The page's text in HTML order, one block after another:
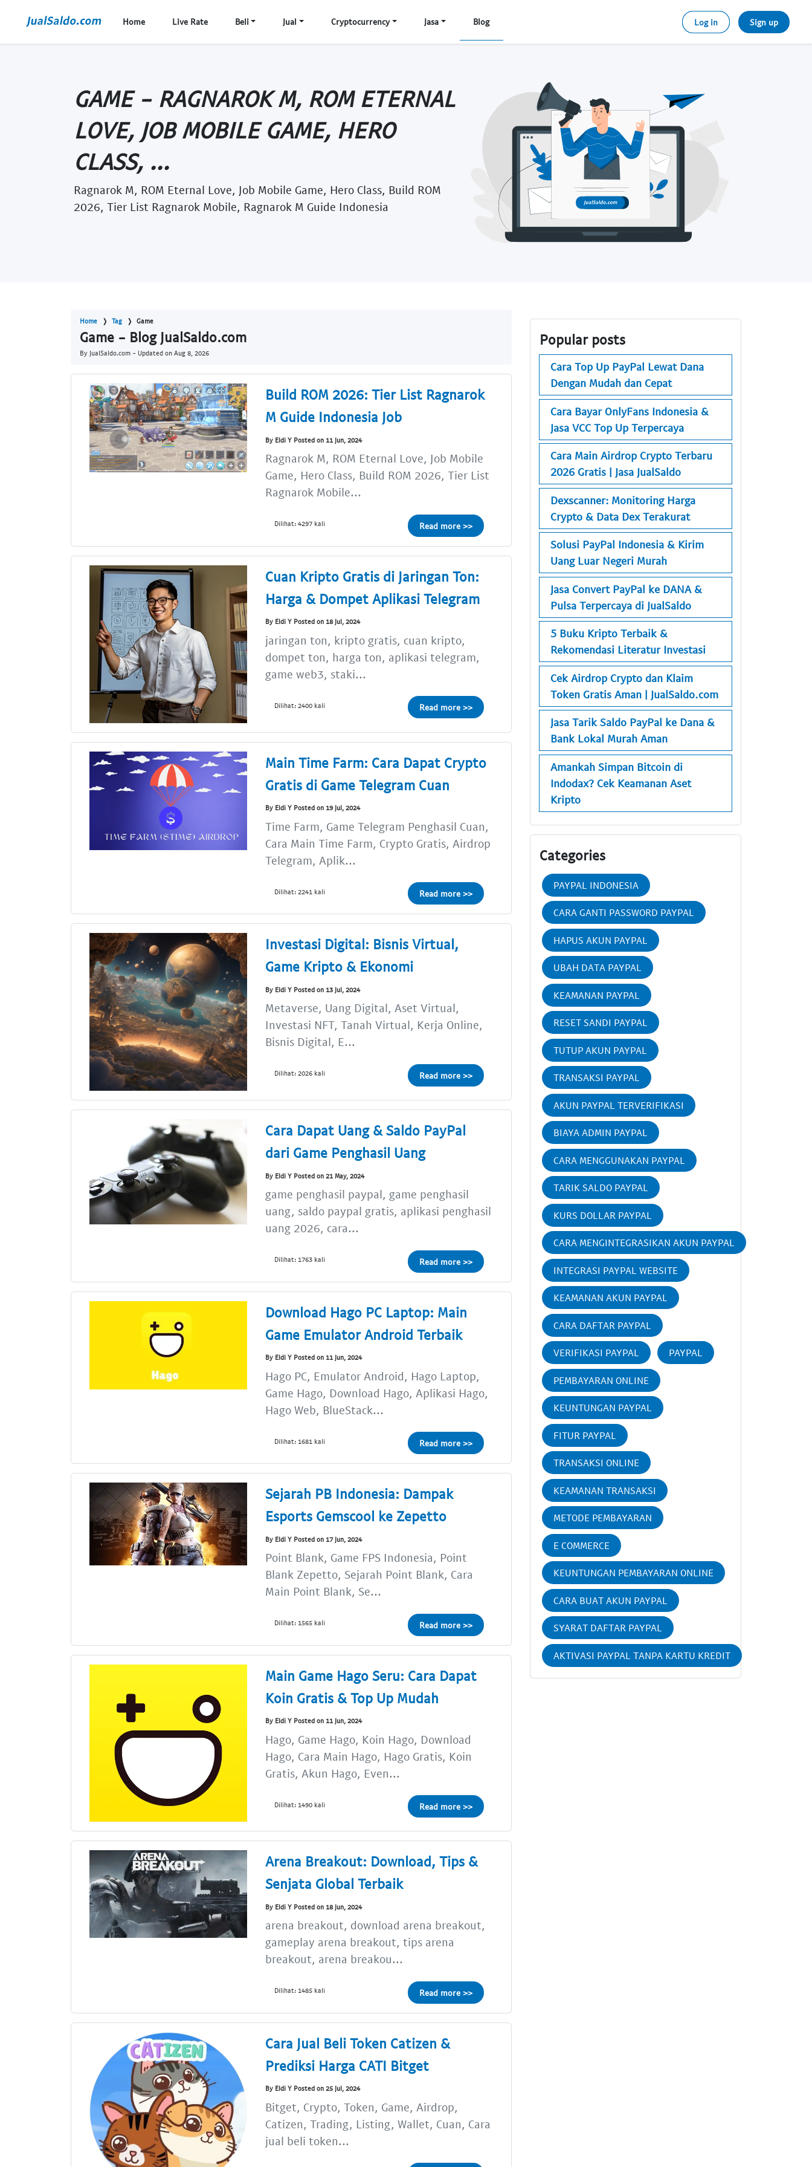
Home Live Rate Beli Jual Cryptocurrency Jasa Blog Log in Sign up
GAME - RAGNAROK M, ROM ETERNAL
LOVE, JOB MOBILE GAME, HERO
CLASS, ...
Ragnarok M, ROM Eternal Love, Job Mobile Game, Hero Class, Build ROM
2026, Tier List Ragnarok Mobile, Ragnarok M Guide Indonesia
Home Tag Game
Game - Blog JualSaldo.com
By JualSaldo.com - Updated on Aug 8, 2026
Build ROM 2026: Tier List Ragnarok
M Guide Indonesia Job
By Eldi Y Posted on 11 Jun, 2024
Ragnarok M, ROM Eternal Love, Job Mobile
Game, Hero Class, Build ROM 2026, Tier List
Ragnarok Mobile...
Dilihat: 4297 kali Read more >>
Cuan Kripto Gratis di Jaringan Ton:
Harga & Dompet Aplikasi Telegram
By Eldi Y Posted on 18 Jul, 2024
jaringan ton, kripto gratis, cuan kripto,
dompet ton, harga ton, aplikasi telegram,
game web3, staki...
Dilihat: 2400 kali Read more >>
Main Time Farm: Cara Dapat Crypto
Gratis di Game Telegram Cuan
By Eldi Y Posted on 19 Jul, 2024
Time Farm, Game Telegram Penghasil Cuan,
Cara Main Time Farm, Crypto Gratis, Airdrop
Telegram, Aplik...
Dilihat: 2241 kali Read more >>
Investasi Digital: Bisnis Virtual,
Game Kripto & Ekonomi
By Eldi Y Posted on 13 Jul, 2024
Metaverse, Uang Digital, Aset Virtual,
Investasi NFT, Tanah Virtual, Kerja Online,
Bisnis Digital, E...
Dilihat: 2026 kali Read more >>
Cara Dapat Uang & Saldo PayPal
dari Game Penghasil Uang
By Eldi Y Posted on 21 May, 2024
game penghasil paypal, game penghasil
uang, saldo paypal gratis, aplikasi penghasil
uang 2026, cara...
Dilihat: 1763 kali Read more >>
Download Hago PC Laptop: Main
Game Emulator Android Terbaik
By Eldi Y Posted on 11 Jun, 2024
Hago PC, Emulator Android, Hago Laptop,
Game Hago, Download Hago, Aplikasi Hago,
Hago Web, BlueStack...
Dilihat: 1681 kali Read more >>
Sejarah PB Indonesia: Dampak
Esports Gemscool ke Zepetto
By Eldi Y Posted on 17 Jun, 2024
Point Blank, Game FPS Indonesia, Point
Blank Zepetto, Sejarah Point Blank, Cara
Main Point Blank, Se...
Dilihat: 1565 kali Read more >>
Main Game Hago Seru: Cara Dapat
Koin Gratis & Top Up Mudah
By Eldi Y Posted on 11 Jun, 2024
Hago, Game Hago, Koin Hago, Download
Hago, Cara Main Hago, Hago Gratis, Koin
Gratis, Akun Hago, Even...
Dilihat: 1490 kali Read more >>
Arena Breakout: Download, Tips &
Senjata Global Terbaik
By Eldi Y Posted on 18 Jun, 2024
arena breakout, download arena breakout,
gameplay arena breakout, tips arena
breakout, arena breakou...
Dilihat: 1485 kali Read more >>
Cara Jual Beli Token Catizen &
Prediksi Harga CATI Bitget
By Eldi Y Posted on 25 Jul, 2024
Bitget, Crypto, Token, Game, Airdrop,
Catizen, Trading, Listing, Wallet, Cuan, Cara
jual beli token...
Popular posts
Cara Top Up PayPal Lewat Dana
Dengan Mudah dan Cepat
Cara Bayar OnlyFans Indonesia &
Jasa VCC Top Up Terpercaya
Cara Main Airdrop Crypto Terbaru
2026 Gratis | Jasa JualSaldo
Dexscanner: Monitoring Harga
Crypto & Data Dex Terakurat
Solusi PayPal Indonesia & Kirim
Uang Luar Negeri Murah
Jasa Convert PayPal ke DANA &
Pulsa Terpercaya di JualSaldo
5 Buku Kripto Terbaik &
Rekomendasi Literatur Investasi
Cek Airdrop Crypto dan Klaim
Token Gratis Aman | JualSaldo.com
Jasa Tarik Saldo PayPal ke Dana &
Bank Lokal Murah Aman
Amankah Simpan Bitcoin di
Indodax? Cek Keamanan Aset
Kripto
Categories
PAYPAL INDONESIA
CARA GANTI PASSWORD PAYPAL
HAPUS AKUN PAYPAL
UBAH DATA PAYPAL
KEAMANAN PAYPAL
RESET SANDI PAYPAL
TUTUP AKUN PAYPAL
TRANSAKSI PAYPAL
AKUN PAYPAL TERVERIFIKASI
BIAYA ADMIN PAYPAL
CARA MENGGUNAKAN PAYPAL
TARIK SALDO PAYPAL
KURS DOLLAR PAYPAL
CARA MENGINTEGRASIKAN AKUN PAYPAL
INTEGRASI PAYPAL WEBSITE
KEAMANAN AKUN PAYPAL
CARA DAFTAR PAYPAL
VERIFIKASI PAYPAL PAYPAL
PEMBAYARAN ONLINE
KEUNTUNGAN PAYPAL
FITUR PAYPAL
TRANSAKSI ONLINE
KEAMANAN TRANSAKSI
METODE PEMBAYARAN
E COMMERCE
KEUNTUNGAN PEMBAYARAN ONLINE
CARA BUAT AKUN PAYPAL
SYARAT DAFTAR PAYPAL
AKTIVASI PAYPAL TANPA KARTU KREDIT